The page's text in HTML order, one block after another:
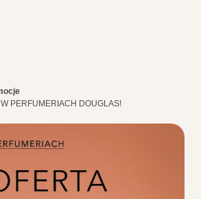
PERFUMERIACH DOUGLAS!